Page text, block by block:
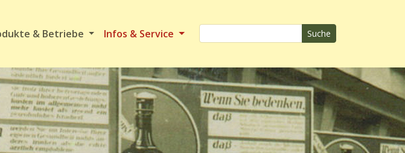
& Betriebe Infos & Service Suche